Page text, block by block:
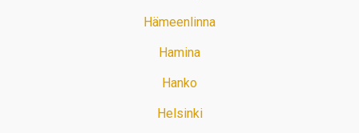
Hämeenlinna
Hamina
Hanko
Helsinki